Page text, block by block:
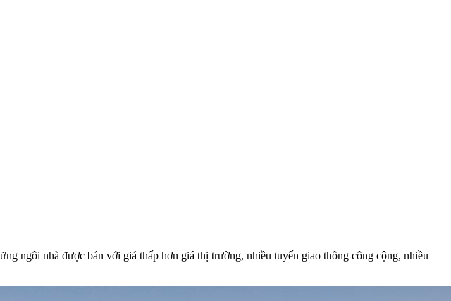
ngôi nhà được bán với giá thấp hơn giá thị trường, nhiều tuyến giao thông công cộng, nhiều